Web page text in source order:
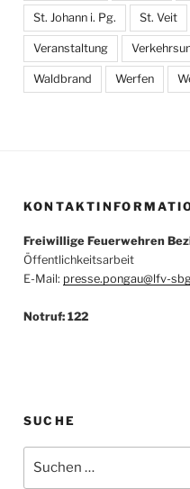
St. Johann i. Pg. St. Veit
Veranstaltung
Waldbrand Werfen
Freiwillige Feuerwehren
Öffentlichkeitsarbeit
E-Mail: presse.pongau@lfv-
Notruf: 122
SUCHE
nach: